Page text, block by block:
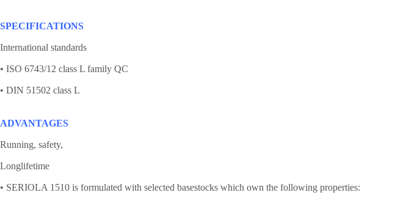
SPECIFICATIONS
International standards
• ISO 6743/12 class L family QC
• DIN 51502 class L
ADVANTAGES
Running, safety,
Longlifetime
• SERIOLA 1510 is formulated with selected basestocks which own the following properties: